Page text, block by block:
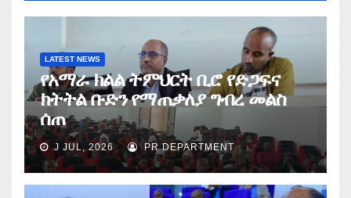
LATEST NEWS
የአማራ ክልል ትምህርት ቢሮ የድጋፍና
ክትትል ቡድን የማጠቃለያ ግብረ መልስ
ሰጠ
J JUL, 2026 PR DEPARTMENT